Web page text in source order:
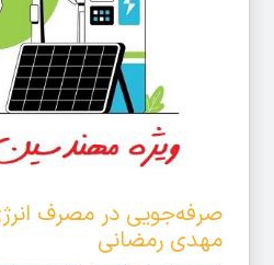
صرفه‌جویی در مصرف
مهدی رمضانی